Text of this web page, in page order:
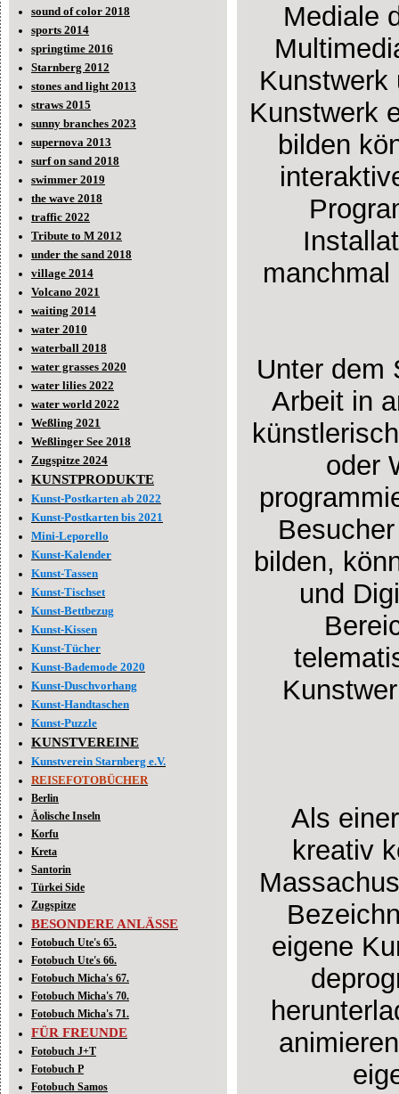
sound of color 2018
sports 2014
springtime 2016
Starnberg 2012
stones and light 2013
straws 2015
sunny branches 2023
supernova 2013
surf on sand 2018
swimmer 2019
the wave 2018
traffic 2022
Tribute to M 2012
under the sand 2018
village 2014
Volcano 2021
waiting 2014
water 2010
waterball 2018
water grasses 2020
water lilies 2022
water world 2022
Weßling 2021
Weßlinger See 2018
Zugspitze 2024
KUNSTPRODUKTE
Kunst-Postkarten ab 2022
Kunst-Postkarten bis 2021
Mini-Leporello
Kunst-Kalender
Kunst-Tassen
Kunst-Tischset
Kunst-Bettbezug
Kunst-Kissen
Kunst-Tücher
Kunst-Bademode 2020
Kunst-Duschvorhang
Kunst-Handtaschen
Kunst-Puzzle
KUNSTVEREINE
Kunstverein Starnberg e.V.
REISEFOTOBÜCHER
Berlin
Äolische Inseln
Korfu
Kreta
Santorin
Türkei Side
Zugspitze
BESONDERE ANLÄSSE
Fotobuch Ute's 65.
Fotobuch Ute's 66.
Fotobuch Micha's 67.
Fotobuch Micha's 70.
Fotobuch Micha's 71.
FÜR FREUNDE
Fotobuch J+T
Fotobuch P
Fotobuch Samos
Mediale
Kunstwerk
Kunstwerk
bilden
Unter dem
Arbeit in
oder
bilden,
und
Als
kreativ
eigene